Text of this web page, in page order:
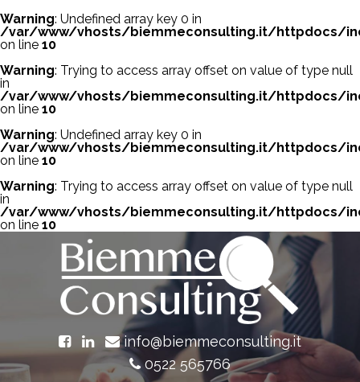
Warning: Undefined array key 0 in
/var/www/vhosts/biemmeconsulting.it/httpdocs/
on line 10
Warning: Trying to access array offset on value of type null
in
/var/www/vhosts/biemmeconsulting.it/httpdocs/
on line 10
Warning: Undefined array key 0 in
/var/www/vhosts/biemmeconsulting.it/httpdocs/
on line 10
Warning: Trying to access array offset on value of type null
in
/var/www/vhosts/biemmeconsulting.it/httpdocs/
on line 10
info@biemmeconsulting.it
0522 565766